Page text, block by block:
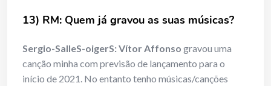
13) RM: Quem já gravou as suas músicas?
Sergio-SalleS-oigerS:Vítor Affonso gravou uma
canção minha com previsão de lançamento para o
início de 2021. No entanto tenho músicas/canções